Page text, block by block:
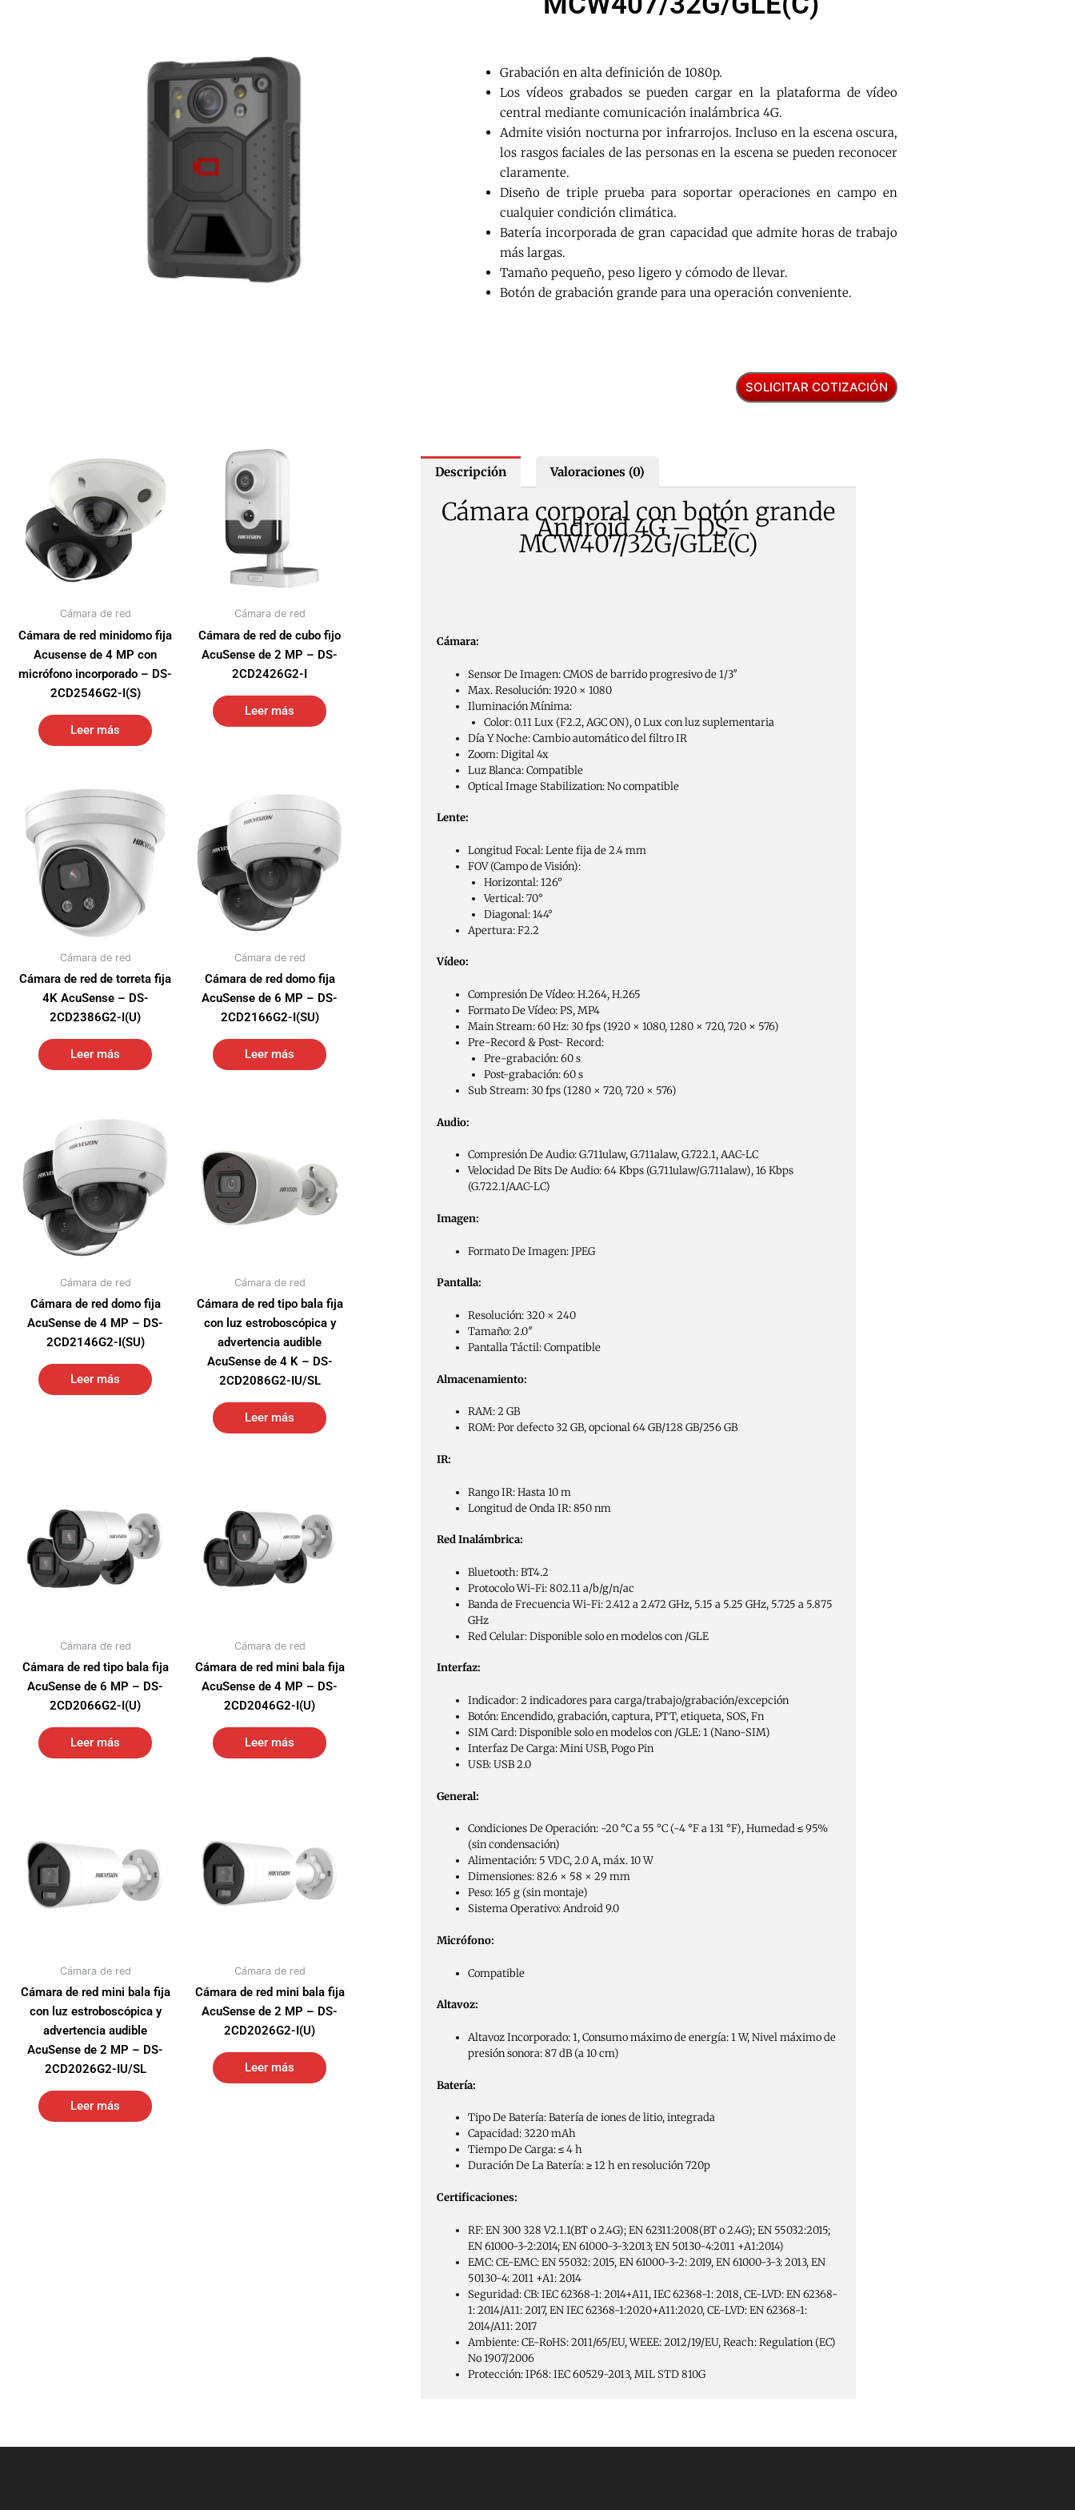
Grabación en alta definición de 1080p.
Los vídeos grabados se pueden cargar en la plataforma de vídeo
central mediante comunicación inalámbrica 4G.
Admite visión nocturna por infrarrojos. Incluso en la escena oscura,
los rasgos faciales de las personas en la escena se pueden reconocer
claramente.
Diseño de triple prueba para soportar operaciones en campo en
cualquier condición climática.
Batería incorporada de gran capacidad que admite horas de trabajo
más largas.
Tamaño pequeño, peso ligero y cómodo de llevar.
Botón de grabación grande para una operación conveniente.
SOLICITAR COTIZACIÓN
Cámara de red
Cámara de red minidomo fija
Acusense de 4 MP con
micrófono incorporado – DS-
2CD2546G2-I(S)
Leer más
Cámara de red
Cámara de red de cubo fijo
AcuSense de 2 MP – DS-
2CD2426G2-I
Leer más
Cámara de red
Cámara de red de torreta fija
4K AcuSense – DS-
2CD2386G2-I(U)
Leer más
Cámara de red
Cámara de red domo fija
AcuSense de 6 MP – DS-
2CD2166G2-I(SU)
Leer más
Cámara de red
Cámara de red domo fija
AcuSense de 4 MP – DS-
2CD2146G2-I(SU)
Leer más
Cámara de red
Cámara de red tipo bala fija
con luz estroboscópica y
advertencia audible
AcuSense de 4 K – DS-
2CD2086G2-IU/SL
Leer más
Cámara de red
Cámara de red tipo bala fija
AcuSense de 6 MP – DS-
2CD2066G2-I(U)
Leer más
Cámara de red
Cámara de red mini bala fija
AcuSense de 4 MP – DS-
2CD2046G2-I(U)
Leer más
Cámara de red
Cámara de red mini bala fija
con luz estroboscópica y
advertencia audible
AcuSense de 2 MP – DS-
2CD2026G2-IU/SL
Leer más
Cámara de red
Cámara de red mini bala fija
AcuSense de 2 MP – DS-
2CD2026G2-I(U)
Leer más
Descripción Valoraciones (0)
Cámara corporal con botón grande
Android 4G – DS-
MCW407/32G/GLE(C)
Cámara:
Sensor De Imagen: CMOS de barrido progresivo de 1/3″
Max. Resolución: 1920 × 1080
Iluminación Mínima:
Color: 0.11 Lux (F2.2, AGC ON), 0 Lux con luz suplementaria
Día Y Noche: Cambio automático del filtro IR
Zoom: Digital 4x
Luz Blanca: Compatible
Optical Image Stabilization: No compatible
Lente:
Longitud Focal: Lente fija de 2.4 mm
FOV (Campo de Visión):
Horizontal: 126°
Vertical: 70°
Diagonal: 144°
Apertura: F2.2
Vídeo:
Compresión De Vídeo: H.264, H.265
Formato De Vídeo: PS, MP4
Main Stream: 60 Hz: 30 fps (1920 × 1080, 1280 × 720, 720 × 576)
Pre-Record & Post- Record:
Pre-grabación: 60 s
Post-grabación: 60 s
Sub Stream: 30 fps (1280 × 720, 720 × 576)
Audio:
Compresión De Audio: G.711ulaw, G.711alaw, G.722.1, AAC-LC
Velocidad De Bits De Audio: 64 Kbps (G.711ulaw/G.711alaw), 16 Kbps
(G.722.1/AAC-LC)
Imagen:
Formato De Imagen: JPEG
Pantalla:
Resolución: 320 × 240
Tamaño: 2.0″
Pantalla Táctil: Compatible
Almacenamiento:
RAM: 2 GB
ROM: Por defecto 32 GB, opcional 64 GB/128 GB/256 GB
IR:
Rango IR: Hasta 10 m
Longitud de Onda IR: 850 nm
Red Inalámbrica:
Bluetooth: BT4.2
Protocolo Wi-Fi: 802.11 a/b/g/n/ac
Banda de Frecuencia Wi-Fi: 2.412 a 2.472 GHz, 5.15 a 5.25 GHz, 5.725 a 5.875
GHz
Red Celular: Disponible solo en modelos con /GLE
Interfaz:
Indicador: 2 indicadores para carga/trabajo/grabación/excepción
Botón: Encendido, grabación, captura, PTT, etiqueta, SOS, Fn
SIM Card: Disponible solo en modelos con /GLE: 1 (Nano-SIM)
Interfaz De Carga: Mini USB, Pogo Pin
USB: USB 2.0
General:
Condiciones De Operación: -20 °C a 55 °C (-4 °F a 131 °F), Humedad ≤ 95%
(sin condensación)
Alimentación: 5 VDC, 2.0 A, máx. 10 W
Dimensiones: 82.6 × 58 × 29 mm
Peso: 165 g (sin montaje)
Sistema Operativo: Android 9.0
Micrófono:
Compatible
Altavoz:
Altavoz Incorporado: 1, Consumo máximo de energía: 1 W, Nivel máximo de
presión sonora: 87 dB (a 10 cm)
Batería:
Tipo De Batería: Batería de iones de litio, integrada
Capacidad: 3220 mAh
Tiempo De Carga: ≤ 4 h
Duración De La Batería: ≥ 12 h en resolución 720p
Certificaciones:
RF: EN 300 328 V2.1.1(BT o 2.4G); EN 62311:2008(BT o 2.4G); EN 55032:2015;
EN 61000-3-2:2014; EN 61000-3-3:2013; EN 50130-4:2011 +A1:2014)
EMC: CE-EMC: EN 55032: 2015, EN 61000-3-2: 2019, EN 61000-3-3: 2013, EN
50130-4: 2011 +A1: 2014
Seguridad: CB: IEC 62368-1: 2014+A11, IEC 62368-1: 2018, CE-LVD: EN 62368-
1: 2014/A11: 2017, EN IEC 62368-1:2020+A11:2020, CE-LVD: EN 62368-1:
2014/A11: 2017
Ambiente: CE-RoHS: 2011/65/EU, WEEE: 2012/19/EU, Reach: Regulation (EC)
No 1907/2006
Protección: IP68: IEC 60529-2013, MIL STD 810G